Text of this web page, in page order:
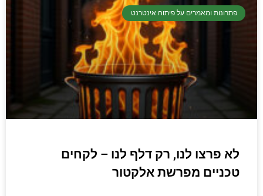
פתרונות ומאמרים על פיתוח אינטרנט
לא פרצו לנו, רק דלף לנו – לקחים
טכניים מפרשת אלקטור